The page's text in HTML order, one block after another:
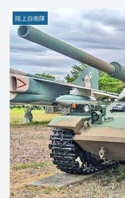
陸上自衛隊